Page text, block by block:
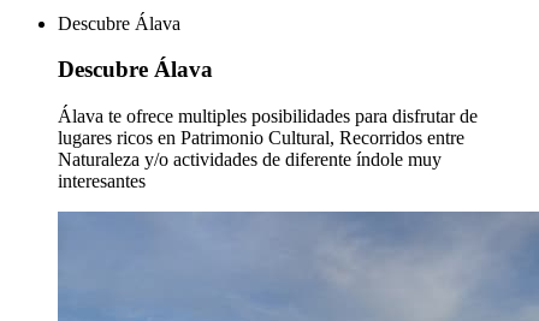
Descubre Álava
Descubre Álava
Álava te ofrece multiples posibilidades para disfrutar de
lugares ricos en Patrimonio Cultural, Recorridos entre
Naturaleza y/o actividades de diferente índole muy
interesantes